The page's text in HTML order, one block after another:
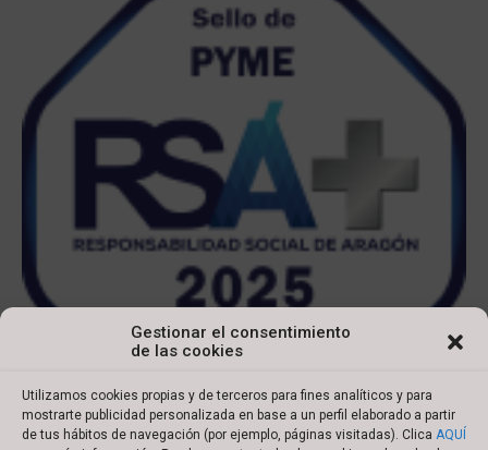
Gestionar el consentimiento
de las cookies
Utilizamos cookies propias y de terceros para fines analíticos y para
mostrarte publicidad personalizada en base a un perfil elaborado a partir
de tus hábitos de navegación (por ejemplo, páginas visitadas). Clica AQUÍ